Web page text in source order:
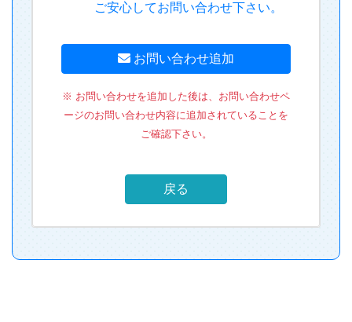
ご安心してお問い合わせ下さい。
お問い合わせ追加
※ お問い合わせを追加した後は、お問い合わせペ
ージのお問い合わせ内容に追加されていることを
ご確認下さい。
戻る